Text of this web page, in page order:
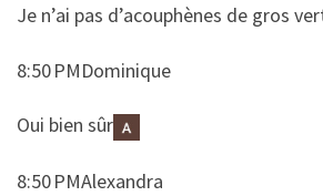
​​Je n’ai pas d’acouphènes de gros
8:50 PMDominique
​​Oui bien sûr
8:50 PMAlexandra